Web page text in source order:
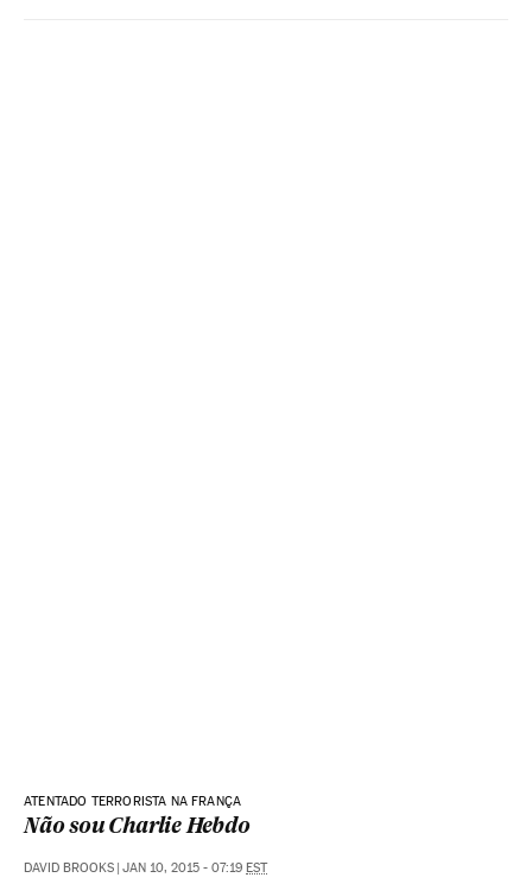
ATENTADO TERRORISTA NA FRANÇA
Não sou Charlie Hebdo
DAVID BROOKS | JAN 10, 2015 - 07:19 EST